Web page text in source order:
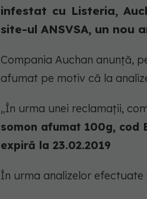
infestat cu Listeria,
site-ul ANSVSA, un nou
Compania Auchan anunță,
afumat pe motiv că la
„În urma unei reclamații,
somon afumat 100g, cod
expiră la 23.02.2019
În urma analizelor